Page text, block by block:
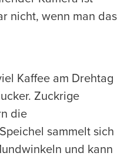
nicht, wenn man das
Kaffee am Drehtag
Zuckrige
die
sammelt sich
und kann